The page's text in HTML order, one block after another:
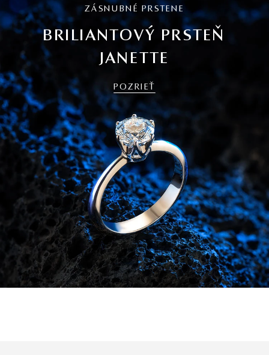
ZÁSNUBNÉ PRSTENE
BRILIANTOVÝ PRSTEŇ
JANETTE
POZRIEŤ